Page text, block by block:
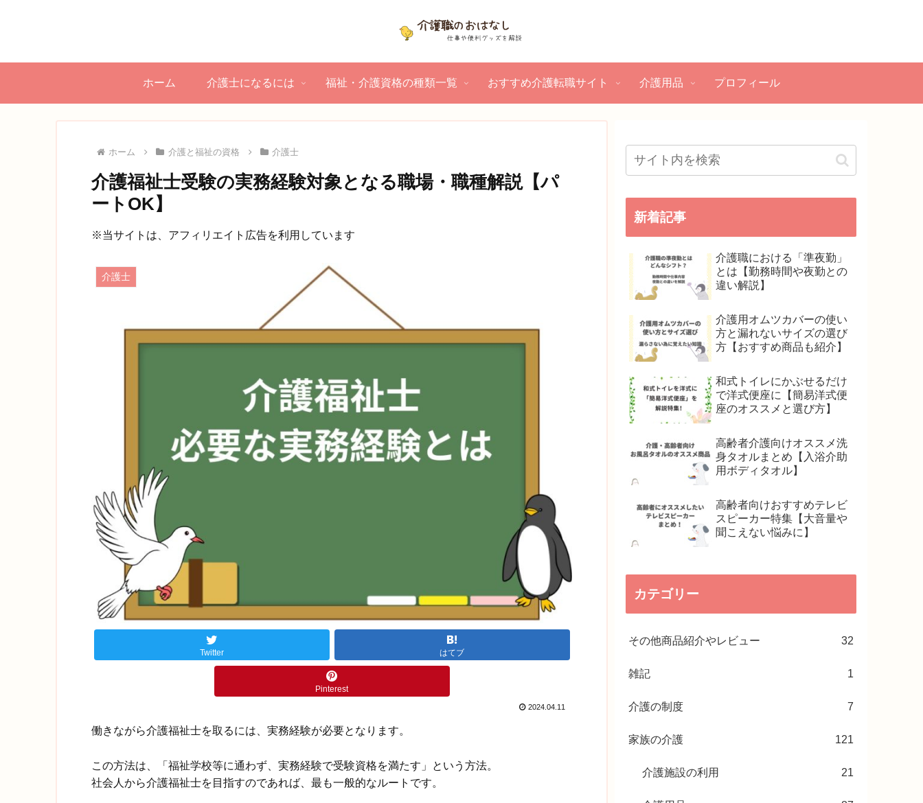
ホーム 介護士になるには 福祉・介護資格の種類一覧 おすすめ介護転職サイト 介護用品 プロフィール
ホーム 介護と福祉の資格 介護士
介護福祉士受験の実務経験対象となる職場・職種解説【パ
ートOK】
※当サイトは、アフィリエイト広告を利用しています
介護士
Twitter はてブ
Pinterest
2024.04.11
働きながら介護福祉士を取るには、実務経験が必要となります。
この方法は、「福祉学校等に通わず、実務経験で受験資格を満たす」という方法。
社会人から介護福祉士を目指すのであれば、最も一般的なルートです。
新着記事
介護職における「準夜勤」
とは【勤務時間や夜勤との
違い解説】
介護用オムツカバーの使い
方と漏れないサイズの選び
方【おすすめ商品も紹介】
和式トイレにかぶせるだけ
で洋式便座に【簡易洋式便
座のオススメと選び方】
高齢者介護向けオススメ洗
身タオルまとめ【入浴介助
用ボディタオル】
高齢者向けおすすめテレビ
スピーカー特集【大音量や
聞こえない悩みに】
カテゴリー
その他商品紹介やレビュー 32
雑記 1
介護の制度 7
家族の介護 121
介護施設の利用 21